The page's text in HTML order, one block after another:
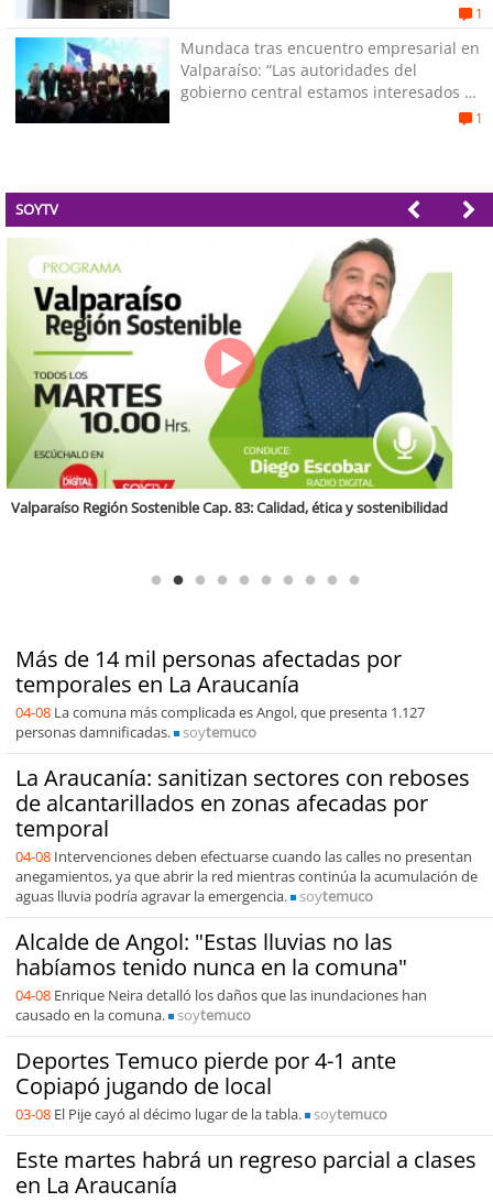
1
Mundaca tras encuentro empresarial en
Valparaíso: “Las autoridades del
gobierno central estamos interesados en
1
SOYTV
Más de 14 mil personas afectadas por
temporales en La Araucanía
04-08 La comuna más complicada es Angol, que presenta 1.127
personas damnificadas.
soytemuco
La Araucanía: sanitizan sectores con reboses
de alcantarillados en zonas afecadas por
temporal
04-08 Intervenciones deben efectuarse cuando las calles no presentan
anegamientos, ya que abrir la red mientras continúa la acumulación de
aguas lluvia podría agravar la emergencia.
soytemuco
Alcalde de Angol: "Estas lluvias no las
habíamos tenido nunca en la comuna"
04-08 Enrique Neira detalló los daños que las inundaciones han
causado en la comuna.
soytemuco
Deportes Temuco pierde por 4-1 ante
Copiapó jugando de local
03-08 El Pije cayó al décimo lugar de la tabla. soytemuco
Este martes habrá un regreso parcial a clases
en La Araucanía